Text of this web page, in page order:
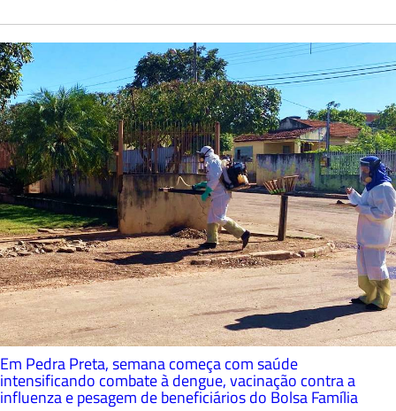
Em Pedra Preta, semana começa com saúde
intensificando combate à dengue, vacinação contra a
influenza e pesagem de beneficiários do Bolsa Família